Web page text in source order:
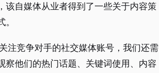
该自媒体从业者得到了一些关于内容策
注竞争对手的社交媒体账号，我们还需
察他们的热门话题、关键词使用、内容